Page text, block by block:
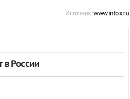
Источник:www.infox.ru
в России